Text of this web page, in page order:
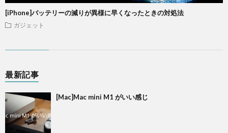
[iPhone]バッテリーの減りが異様に早くなったときの対処法
ガジェット
最新記事
[Mac]Mac mini M1 がいい感じ